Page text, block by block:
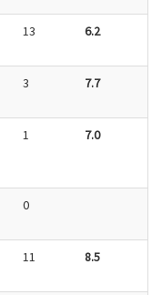
13 6.2
3 7.7
1 7.0
0
11 8.5